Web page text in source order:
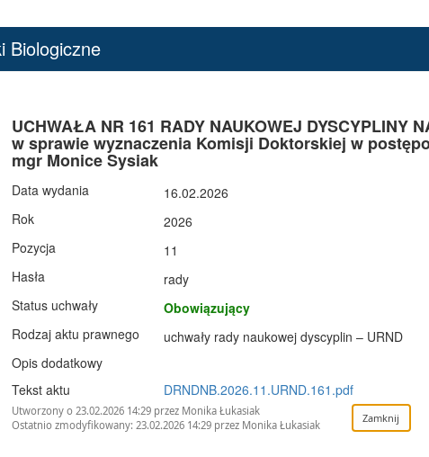
Biologiczne
UCHWAŁA NR 161 RADY NAUKOWEJ DYSCYPLINY
w sprawie wyznaczenia Komisji Doktorskiej w
mgr Monice Sysiak
Data wydania
16.02.2026
Rok
2026
Pozycja
11
Hasła
rady
Status uchwały
Obowiązujący
Rodzaj aktu prawnego
uchwały rady naukowej dyscyplin – URND
Opis dodatkowy
Tekst aktu
DRNDNB.2026.11.URND.161.pdf
Utworzony o 23.02.2026 14:29 przez Monika Łukasiak
Ostatnio zmodyfikowany: 23.02.2026 14:29 przez Monika Łukasiak